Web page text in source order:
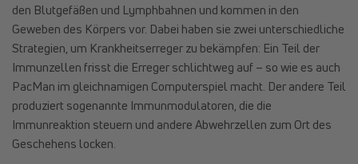
den Blutgefäßen und Lymphbahnen und kommen in den
Geweben des Körpers vor. Dabei haben sie zwei unterschiedliche
Strategien, um Krankheitserreger zu bekämpfen: Ein Teil der
Immunzellen frisst die Erreger schlichtweg auf – so wie es auch
PacMan im gleichnamigen Computerspiel macht. Der andere Teil
produziert sogenannte Immunmodulatoren, die die
Immunreaktion steuern und andere Abwehrzellen zum Ort des
Geschehens locken.